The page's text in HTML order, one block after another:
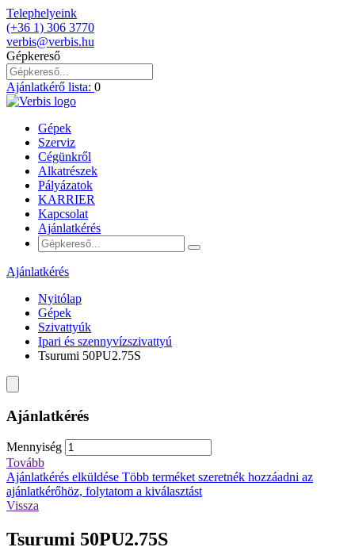
Telephelyeink
(+36 1) 306 3770
verbis@verbis.hu
Gépkereső
Ajánlatkérő lista: 0
Gépek
Szerviz
Cégünkről
Alkatrészek
Pályázatok
KARRIER
Kapcsolat
Ajánlatkérés
Ajánlatkérés
Nyitólap
Gépek
Szivattyúk
Ipari és szennyvízszivattyú
Tsurumi 50PU2.75S
Ajánlatkérés
Mennyiség
Tovább
Ajánlatkérés elküldése Több terméket szeretnék hozzáadni az
ajánlatkérőhöz, folytatom a kiválasztást
Vissza
Tsurumi 50PU2.75S